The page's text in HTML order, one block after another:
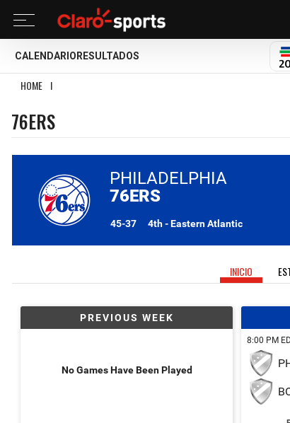
CALENDARIO RESULTADOS
HOME I
76ERS